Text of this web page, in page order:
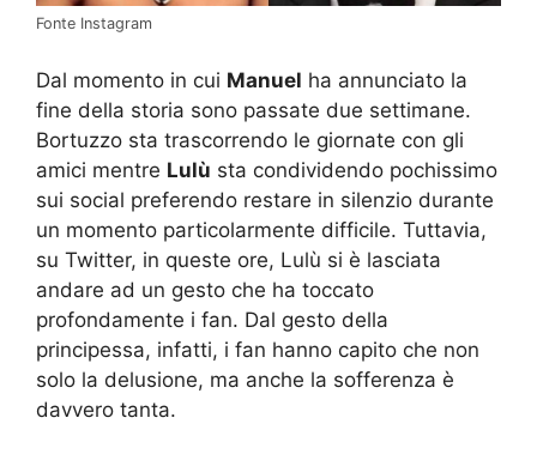
Fonte Instagram
Dal momento in cui Manuel ha annunciato la
fine della storia sono passate due settimane.
Bortuzzo sta trascorrendo le giornate con gli
amici mentre Lulù sta condividendo pochissimo
sui social preferendo restare in silenzio durante
un momento particolarmente difficile. Tuttavia,
su Twitter, in queste ore, Lulù si è lasciata
andare ad un gesto che ha toccato
profondamente i fan. Dal gesto della
principessa, infatti, i fan hanno capito che non
solo la delusione, ma anche la sofferenza è
davvero tanta.